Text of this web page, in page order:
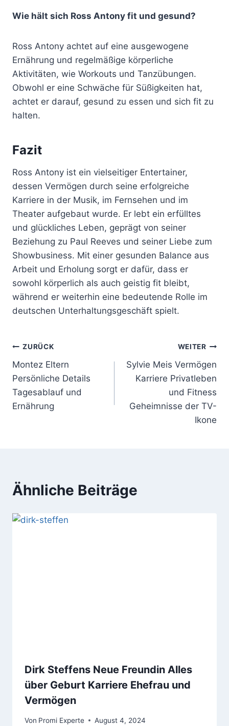
Wie hält sich Ross Antony fit und gesund?
Ross Antony achtet auf eine ausgewogene
Ernährung und regelmäßige körperliche
Aktivitäten, wie Workouts und Tanzübungen.
Obwohl er eine Schwäche für Süßigkeiten hat,
achtet er darauf, gesund zu essen und sich fit zu
halten.
Fazit
Ross Antony ist ein vielseitiger Entertainer,
dessen Vermögen durch seine erfolgreiche
Karriere in der Musik, im Fernsehen und im
Theater aufgebaut wurde. Er lebt ein erfülltes
und glückliches Leben, geprägt von seiner
Beziehung zu Paul Reeves und seiner Liebe zum
Showbusiness. Mit einer gesunden Balance aus
Arbeit und Erholung sorgt er dafür, dass er
sowohl körperlich als auch geistig fit bleibt,
während er weiterhin eine bedeutende Rolle im
deutschen Unterhaltungsgeschäft spielt.
Beitragsnavigation
ZURÜCK
Montez Eltern
Persönliche Details
Tagesablauf und
Ernährung
WEITER
Sylvie Meis Vermögen
Karriere Privatleben
und Fitness
Geheimnisse der TV-
Ikone
Ähnliche Beiträge
Dirk Steffens Neue Freundin Alles
über Geburt Karriere Ehefrau und
Vermögen
Von Promi Experte August 4, 2024